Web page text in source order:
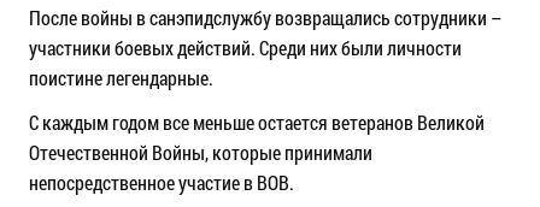
После войны в санэпидслужбу возвращались сотрудники –
участники боевых действий. Среди них были личности
поистине легендарные.
С каждым годом все меньше остается ветеранов Великой
Отечественной Войны, которые принимали
непосредственное участие в ВОВ.